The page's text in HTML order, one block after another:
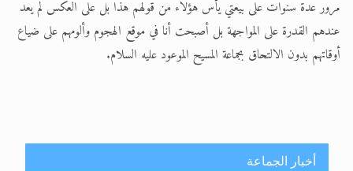
مرور عدة سنوات على بيعتي يأس هؤلاء من قولهم هذا بل على العكس لم يعد
عندهم القدرة على المواجهة بل أصبحت أنا في موقع الهجوم وألومهم على ضياع
أوقاتهم بدون الالتحاق بجماعة المسيح الموعود عليه السلام.
أخبار الجماعة